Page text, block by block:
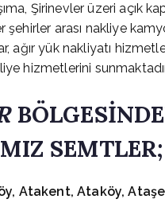
Şirinevler üzeri açık
şehirler arası nakliye
ağır yük nakliyatı
hizmetlerini
SEMTLER;
Atakent, Ataköy,